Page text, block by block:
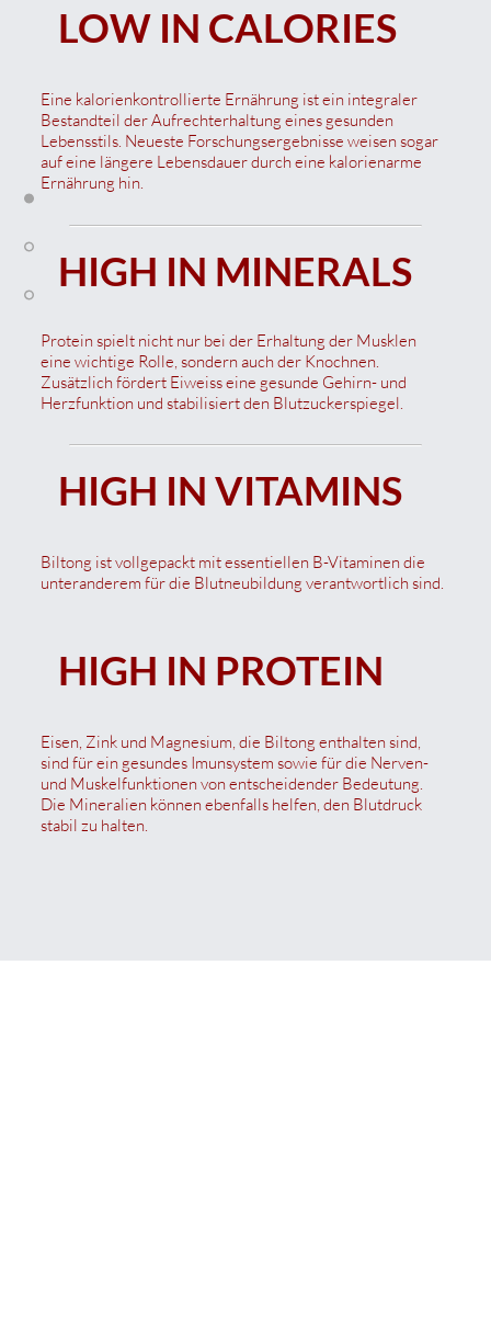
LOW IN CALORIES
Eine kalorienkontrollierte Ernährung ist ein integraler
Bestandteil der Aufrechterhaltung eines gesunden
Lebensstils. Neueste Forschungsergebnisse weisen sogar
auf eine längere Lebensdauer durch eine kalorienarme
Ernährung hin.
HIGH IN MINERALS
Protein spielt nicht nur bei der Erhaltung der Musklen
eine wichtige Rolle, sondern auch der Knochnen.
Zusätzlich fördert Eiweiss eine gesunde Gehirn- und
Herzfunktion und stabilisiert den Blutzuckerspiegel.
HIGH IN VITAMINS
Biltong ist vollgepackt mit essentiellen B-Vitaminen die
unteranderem für die Blutneubildung verantwortlich sind.
HIGH IN PROTEIN
Eisen, Zink und Magnesium, die Biltong enthalten sind,
sind für ein gesundes Imunsystem sowie für die Nerven-
und Muskelfunktionen von entscheidender Bedeutung.
Die Mineralien können ebenfalls helfen, den Blutdruck
stabil zu halten.
inkl. MwSt.| Versand / Shipping
inkl. MwSt.| Versand / Shipping
-10% ab dem Kauf von 5 Stück
inkl. MwSt. Versand / Shipping
inkl. MwSt.| Versand / Shipping